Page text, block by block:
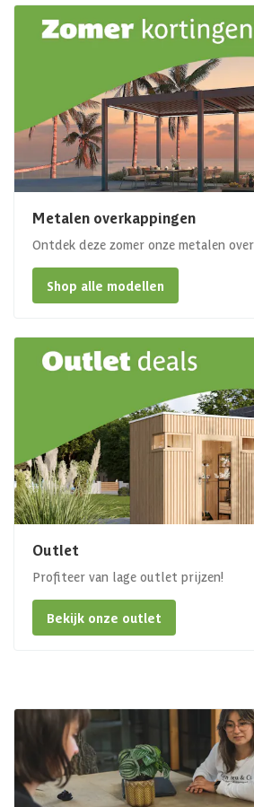
Metalen overkappingen
Ontdek deze zomer onze metalen
Shop alle modellen
Outlet
Profiteer van lage outlet prijzen!
Bekijk onze outlet